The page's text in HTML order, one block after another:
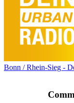
Bonn / Rhein-Sieg -